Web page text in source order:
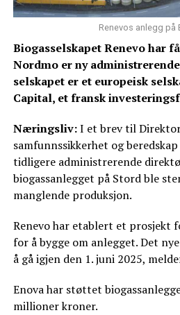
Renevos anlegg på
Biogasselskapet Renevo har
Nordmo er ny
selskapet er et europeisk
Capital, et fransk
Næringsliv:I et brev til
samfunnssikkerhet og
tidligere administrerende
biogassanlegget på Stord ble
manglende produksjon.
Renevo har etablert et prosjekt
for å bygge om anlegget. Det
å gå igjen den 1. juni 2025,
Enova har støttet
millioner kroner.